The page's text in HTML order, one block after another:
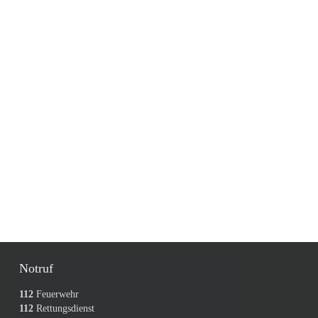
Notruf
112Feuerwehr
112Rettungsdienst